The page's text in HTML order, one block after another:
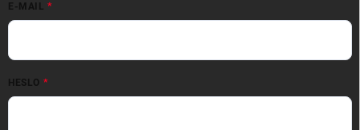
E-MAIL
HESLO